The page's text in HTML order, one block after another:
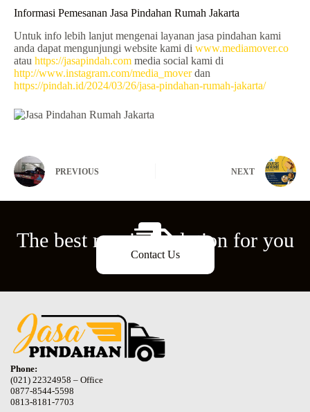
Informasi Pemesanan Jasa Pindahan Rumah Jakarta
Untuk info lebih lanjut mengenai layanan jasa pindahan kami
anda dapat mengunjungi website kami di www.mediamover.co
atau https://jasapindah.com media social kami di
http://www.instagram.com/media_moverdan
https://pindah.id/2024/03/26/jasa-pindahan-rumah-jakarta/
PREVIOUS NEXT
The best moving solution for you
Contact Us
Phone:
(021) 22324958 – Office
0877-8544-5598
0813-8181-7703